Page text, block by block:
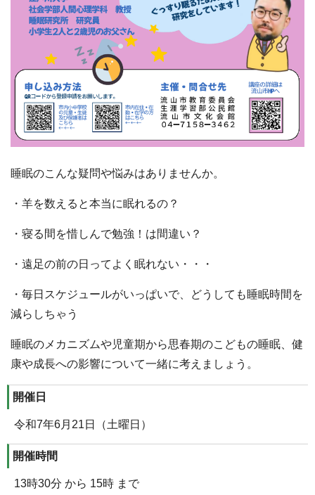
睡眠のこんな疑問や悩みはありませんか。
・羊を数えると本当に眠れるの？
・寝る間を惜しんで勉強！は間違い？
・遠足の前の日ってよく眠れない・・・
・毎日スケジュールがいっぱいで、どうしても睡眠時間を
減らしちゃう
睡眠のメカニズムや児童期から思春期のこどもの睡眠、健
康や成長への影響について一緒に考えましょう。
開催日
令和7年6月21日（土曜日）
開催時間
13時30分 から 15時 まで